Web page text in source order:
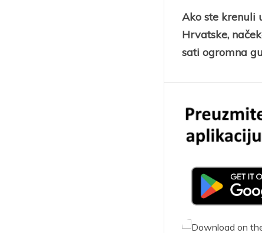
Ako ste krenuli
Hrvatske,
sati ogromna